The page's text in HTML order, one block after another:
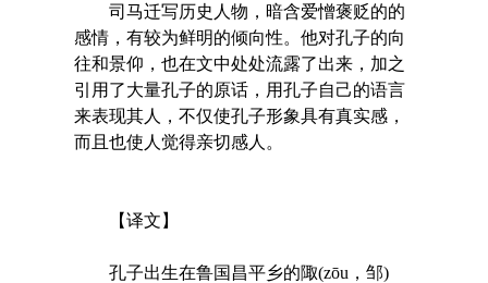
司马迁写历史人物，暗含爱憎褒贬的的
感情，有较为鲜明的倾向性。他对孔子的向
往和景仰，也在文中处处流露了出来，加之
引用了大量孔子的原话，用孔子自己的语言
来表现其人，不仅使孔子形象具有真实感，
而且也使人觉得亲切感人。
【译文】
孔子出生在鲁国昌平乡的陬(zōu，邹)